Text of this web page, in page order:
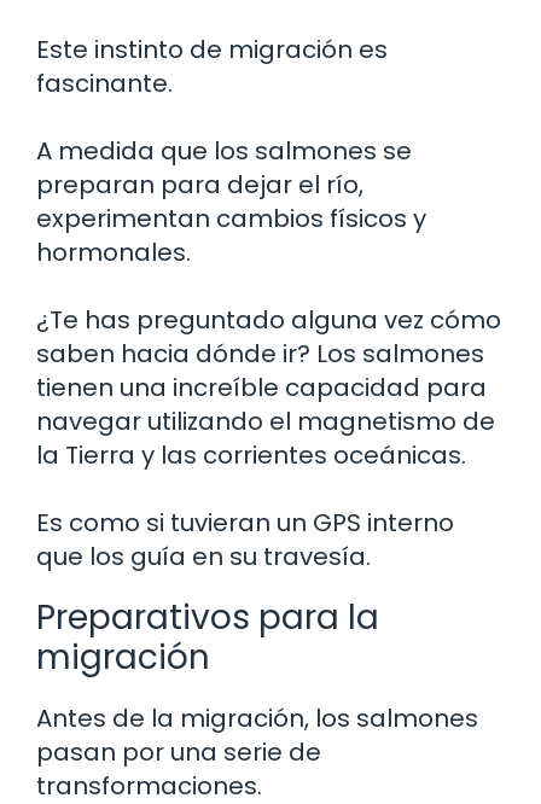
Este instinto de migración es
fascinante.
A medida que los salmones se
preparan para dejar el río,
experimentan cambios físicos y
hormonales.
¿Te has preguntado alguna vez cómo
saben hacia dónde ir? Los salmones
tienen una increíble capacidad para
navegar utilizando el magnetismo de
la Tierra y las corrientes oceánicas.
Es como si tuvieran un GPS interno
que los guía en su travesía.
Preparativos para la
migración
Antes de la migración, los salmones
pasan por una serie de
transformaciones.